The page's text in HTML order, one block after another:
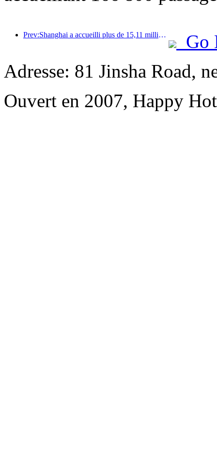
Prev:Shanghai a accueilli plus de 15,11 millions de visiteurs au cours des quatre premiers jours des vacances de la mi-automne et de la fête nationale, soit une augmentation de plus de 20 % par rapport à l'année précédente.
Go
Adresse: 81 Jinsha Road,
Ouvert en 2007, Happy